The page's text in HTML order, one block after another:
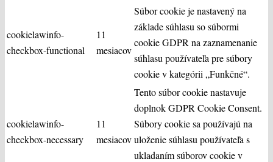
cookielawinfo-
checkbox-functional
11
mesiacov
Súbor cookie je nastavený na
základe súhlasu so súbormi
cookie GDPR na zaznamenanie
súhlasu používateľa pre súbory
cookie v kategórii „Funkčné“.
cookielawinfo-
checkbox-necessary
11
mesiacov
Tento súbor cookie nastavuje
doplnok GDPR Cookie Consent.
Súbory cookie sa používajú na
uloženie súhlasu používateľa s
ukladaním súborov cookie v